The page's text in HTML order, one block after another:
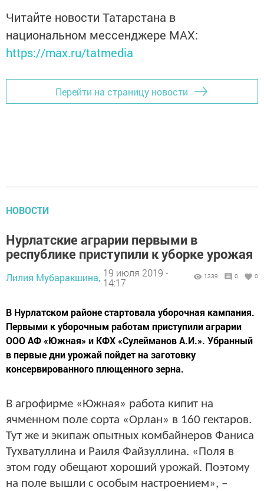
Читайте новости Татарстана в
национальном мессенджере MАХ:
https://max.ru/tatmedia
Перейти на страницу новости
НОВОСТИ
Нурлатские аграрии первыми в
республике приступили к уборке урожая
Лилия Мубаракшина, 19 июля 2019 -
14:17
1339 0 0
В Нурлатском районе стартовала уборочная кампания.
Первыми к уборочным работам приступили аграрии
ООО АФ «Южная» и КФХ «Сулейманов А.И.». Убранный
в первые дни урожай пойдет на заготовку
консервированного плющенного зерна.
В агрофирме «Южная» работа кипит на
ячменном поле сорта «Орлан» в 160 гектаров.
Тут же и экипаж опытных комбайнеров Фаниса
Тухватуллина и Раиля Файзуллина. «Поля в
этом году обещают хороший урожай. Поэтому
на поле вышли с особым настроением», –